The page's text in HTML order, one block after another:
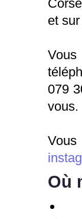
et
Vous
079
vous.
Où